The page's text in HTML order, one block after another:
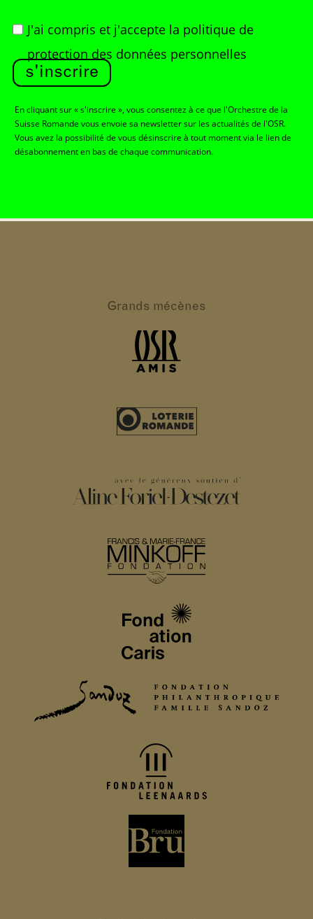
J'ai compris et j'accepte la politique de
protection des données personnelles
s'inscrire
En cliquant sur « s'inscrire », vous consentez à ce que l'Orchestre de la
Suisse Romande vous envoie sa newsletter sur les actualités de l'OSR.
Vous avez la possibilité de vous désinscrire à tout moment via le lien de
désabonnement en bas de chaque communication.
Grands mécènes